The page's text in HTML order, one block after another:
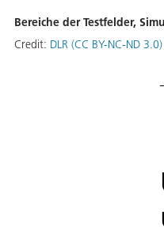
Bereiche der Testfelder,
Credit: DLR (CC BY-NC-ND 3.0)